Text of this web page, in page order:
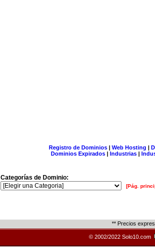
Registro de Dominios| Web Hosting |
Dominios Expirados | Industrias |
Categorías de Dominio:
[Pág.
** Precios
© 2002/2022 Solo10.com